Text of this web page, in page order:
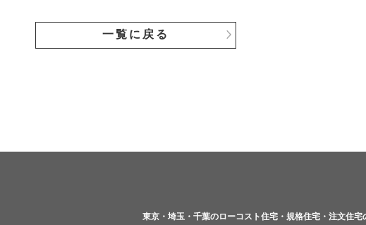
一覧に戻る
東京・埼玉・千葉のローコスト住宅・規格住宅・注文住